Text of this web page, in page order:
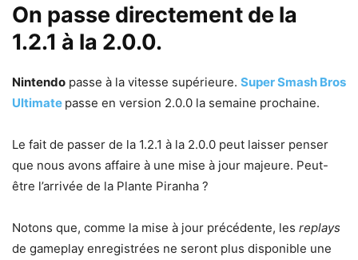
On passe directement de la
1.2.1 à la 2.0.0.
Nintendo passe à la vitesse supérieure. Super Smash Bros
Ultimate passe en version 2.0.0 la semaine prochaine.
Le fait de passer de la 1.2.1 à la 2.0.0 peut laisser penser
que nous avons affaire à une mise à jour majeure. Peut-
être l’arrivée de la Plante Piranha ?
Notons que, comme la mise à jour précédente, les replays
de gameplay enregistrées ne seront plus disponible une